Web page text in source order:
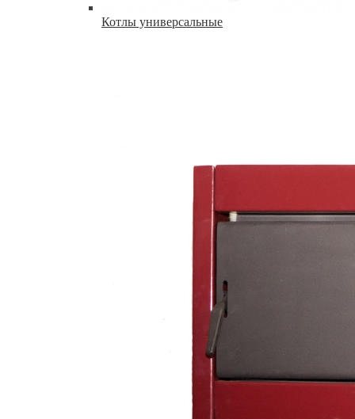
Котлы универсальные